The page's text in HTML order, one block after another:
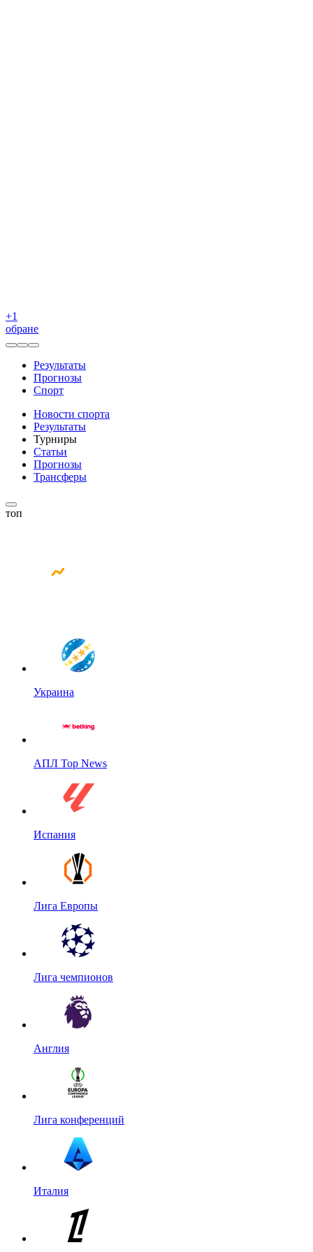
+1
обране
Результаты
Прогнозы
Спорт
Новости спорта
Результаты
Турниры
Статьи
Прогнозы
Трансферы
топ
Украина
АПЛ Top News
Испания
Лига Европы
Лига чемпионов
Англия
Лига конференций
Италия